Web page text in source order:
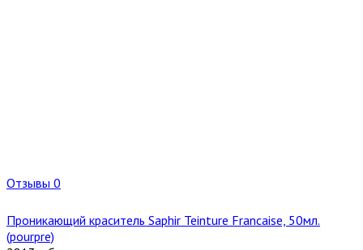
Отзывы 0
Проникающий краситель Saphir Teinture Francaise, 50мл.
(pourpre)